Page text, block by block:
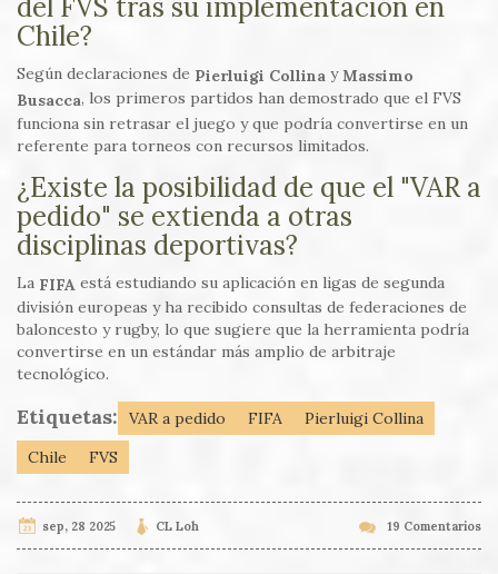
del FVS tras su implementación en
Chile?
Según declaraciones de Pierluigi Collina yMassimo
Busacca, los primeros partidos han demostrado que el FVS
funciona sin retrasar el juego y que podría convertirse en un
referente para torneos con recursos limitados.
¿Existe la posibilidad de que el "VAR a
pedido" se extienda a otras
disciplinas deportivas?
La FIFA está estudiando su aplicación en ligas de segunda
división europeas y ha recibido consultas de federaciones de
baloncesto y rugby, lo que sugiere que la herramienta podría
convertirse en un estándar más amplio de arbitraje
tecnológico.
Etiquetas: VAR a pedido FIFA
Pierluigi Collina
Chile
FVS
sep, 28 2025 CL Loh 19 Comentarios